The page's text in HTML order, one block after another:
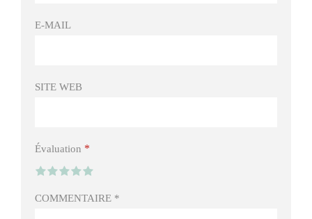
E-MAIL
SITE WEB
Évaluation *
COMMENTAIRE *